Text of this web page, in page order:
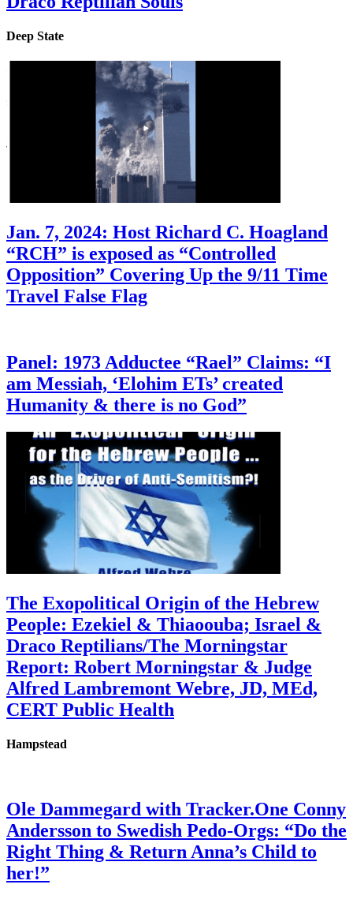
Deep State
Jan. 7, 2024: Host Richard C. Hoagland
“RCH” is exposed as “Controlled
Opposition” Covering Up the 9/11 Time
Travel False Flag
Panel: 1973 Adductee “Rael” Claims: “I
am Messiah, ‘Elohim ETs’ created
Humanity & there is no God”
The Exopolitical Origin of the Hebrew
People: Ezekiel & Thiaoouba; Israel &
Draco Reptilians/The Morningstar
Report: Robert Morningstar & Judge
Alfred Lambremont Webre, JD, MEd,
CERT Public Health
Hampstead
Ole Dammegard with Tracker.One Conny
Andersson to Swedish Pedo-Orgs: “Do the
Right Thing & Return Anna’s Child to
her!”